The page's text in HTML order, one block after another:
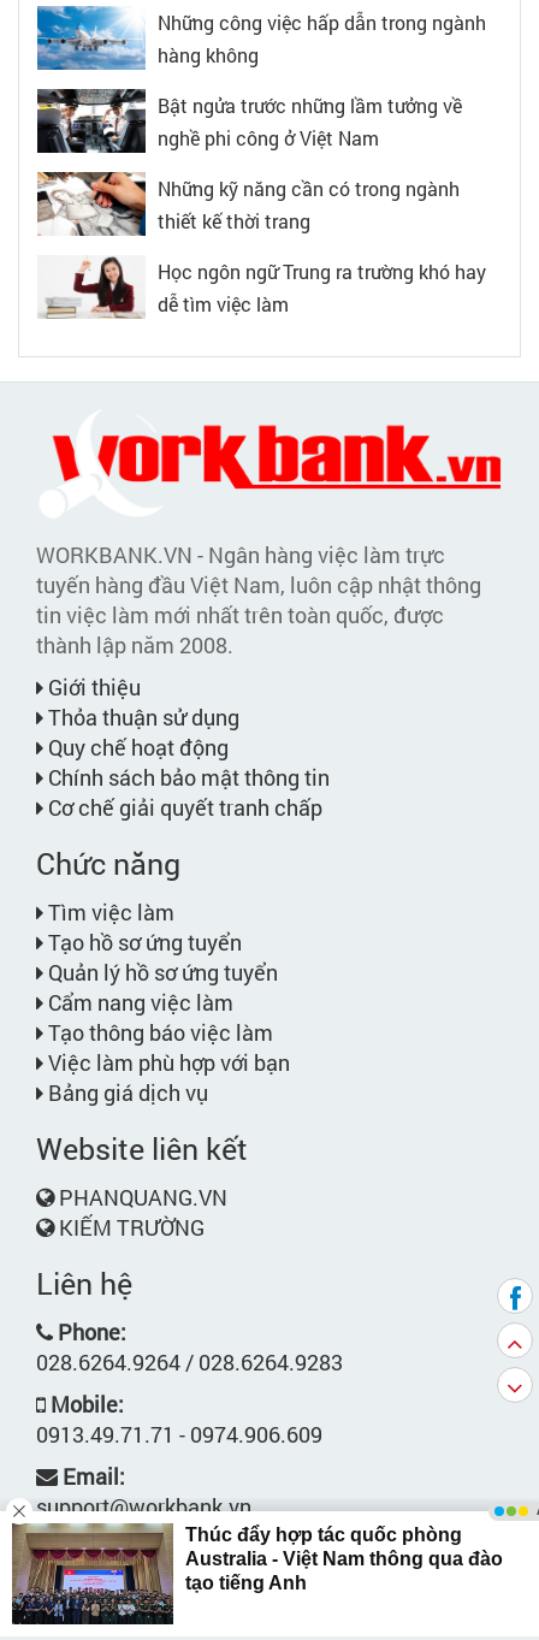
Những công việc hấp dẫn trong ngành
hàng không
Bật ngửa trước những lầm tưởng về
nghề phi công ở Việt Nam
Những kỹ năng cần có trong ngành
thiết kế thời trang
Học ngôn ngữ Trung ra trường khó hay
dễ tìm việc làm
WORKBANK.VN - Ngân hàng việc làm trực
tuyến hàng đầu Việt Nam, luôn cập nhật thông
tin việc làm mới nhất trên toàn quốc, được
thành lập năm 2008.
Giới thiệu
Thỏa thuận sử dụng
Quy chế hoạt động
Chính sách bảo mật thông tin
Cơ chế giải quyết tranh chấp
Chức năng
Tìm việc làm
Tạo hồ sơ ứng tuyển
Quản lý hồ sơ ứng tuyển
Cẩm nang việc làm
Tạo thông báo việc làm
Việc làm phù hợp với bạn
Bảng giá dịch vụ
Website liên kết
PHANQUANG.VN
KIẾM TRƯỜNG
Liên hệ
Phone:
028.6264.9264 / 028.6264.9283
Mobile:
0913.49.71.71 - 0974.906.609
Email:
support@workbank.vn
Địa chỉ:
Xem bản đồ
Hợp tác đầu tư: